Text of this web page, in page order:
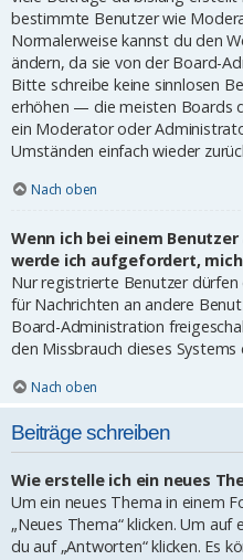
bestimmte Benutzer wie
Normalerweise kannst du den
ändern, da sie von der Board-
Bitte schreibe keine sinnlosen
erhöhen — die meisten Boards
ein Moderator oder
Umständen einfach wieder
Nach oben
Wenn ich bei einem
werde ich aufgefordert,
Nur registrierte Benutzer
für Nachrichten an andere
Board-Administration
den Missbrauch dieses Systems
Nach oben
Beiträge schreiben
Wie erstelle ich ein neues
Um ein neues Thema in einem
„Neues Thema“ klicken. Um
du auf „Antworten“ klicken. Es